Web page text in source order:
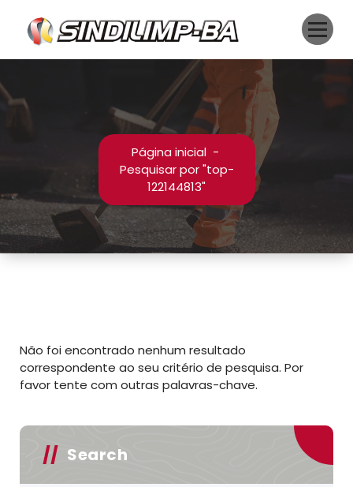
conteúdo
Página inicial-
Pesquisar por "top-
122144813"
Não foi encontrado nenhum resultado
correspondente ao seu critério de pesquisa. Por
favor tente com outras palavras-chave.
Search